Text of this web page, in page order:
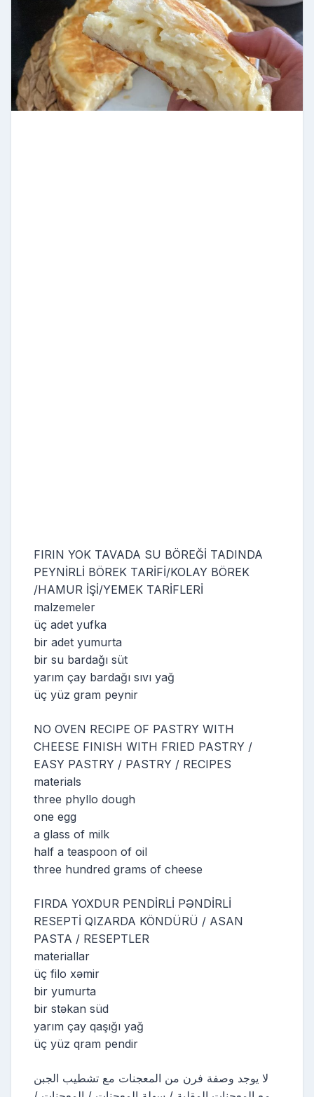
FIRIN YOK TAVADA SU BÖREĞİ TADINDA
PEYNİRLİ BÖREK TARİFİ/KOLAY BÖREK
/HAMUR İŞİ/YEMEK TARİFLERİ
malzemeler
üç adet yufka
bir adet yumurta
bir su bardağı süt
yarım çay bardağı sıvı yağ
üç yüz gram peynir
NO OVEN RECIPE OF PASTRY WITH
CHEESE FINISH WITH FRIED PASTRY /
EASY PASTRY / PASTRY / RECIPES
materials
three phyllo dough
one egg
a glass of milk
half a teaspoon of oil
three hundred grams of cheese
FIRDA YOXDUR PENDİRLİ PƏNDİRLİ
RESEPTİ QIZARDA KÖNDÜRÜ / ASAN
PASTA / RESEPTLER
materiallar
üç filo xəmir
bir yumurta
bir stəkan süd
yarım çay qaşığı yağ
üç yüz qram pendir
لا يوجد وصفة فرن من المعجنات مع تشطيب الجبن